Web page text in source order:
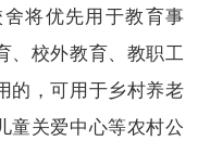
将优先用于教育事
、校外教育、教职工
的，可用于乡村养老
童关爱中心等农村公